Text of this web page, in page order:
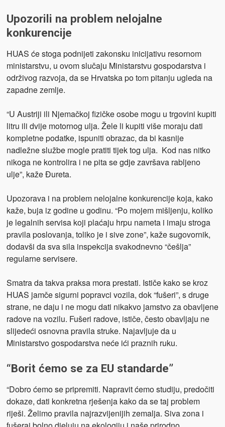
Upozorili na problem nelojalne
konkurencije
HUAS će stoga podnijeti zakonsku inicijativu resornom
ministarstvu, u ovom slučaju Ministarstvu gospodarstva i
održivog razvoja, da se Hrvatska po tom pitanju ugleda na
zapadne zemlje.
“U Austriji ili Njemačkoj fizičke osobe mogu u trgovini kupiti
litru ili dvije motornog ulja. Žele li kupiti više moraju dati
kompletne podatke, ispuniti obrazac, da bi kasnije
nadležne službe mogle pratiti tijek tog ulja. Kod nas nitko
nikoga ne kontrolira i ne pita se gdje završava rabljeno
ulje”, kaže Đureta.
Upozorava i na problem nelojalne konkurencije koja, kako
kaže, buja iz godine u godinu. “Po mojem mišljenju, koliko
je legalnih servisa koji plaćaju hrpu nameta i imaju stroga
pravila poslovanja, toliko je i sive zone”, kaže sugovornik,
dodavši da sva sila inspekcija svakodnevno “češlja”
regularne servisere.
Smatra da takva praksa mora prestati. Ističe kako se kroz
HUAS jamče sigurni popravci vozila, dok “fušeri”, s druge
strane, ne daju i ne mogu dati nikakvo jamstvo za obavljene
radove na vozilu. Fušeri radove, ističe, često obavljaju ne
slijedeći osnovna pravila struke. Najavljuje da u
Ministarstvo gospodarstva neće ići praznih ruku.
“Borit ćemo se za EU standarde”
“Dobro ćemo se pripremiti. Napravit ćemo studiju, predočiti
dokaze, dati konkretna rješenja kako da se taj problem
riješi. Želimo pravila najrazvijenijih zemalja. Siva zona i